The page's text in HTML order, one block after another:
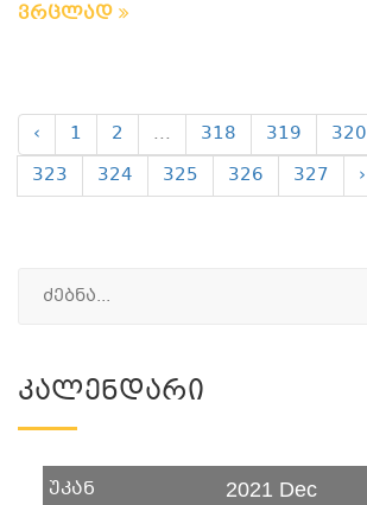
ვრცლად
‹ 1 2 ... 318 319 320
323
324 325 326 327 ›
Კალენდარი
უკან 2021 Dec